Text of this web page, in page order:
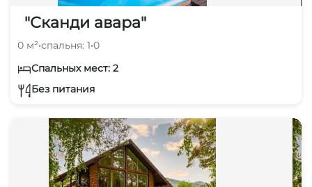
"Сканди авара"
0 м²•спальня: 1•0
Спальных мест: 2
Без питания